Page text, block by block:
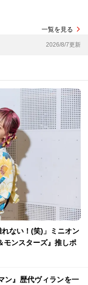
一覧を見る
2026/8/7更新
れない！(笑)」ミニオン
モンスターズ』推しポ
ン』歴代ヴィランを一